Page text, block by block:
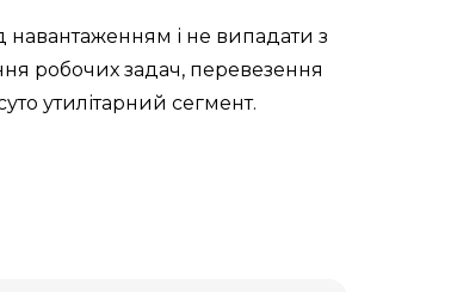
навантаженням і не випадати з
робочих задач, перевезення
утилітарний сегмент.